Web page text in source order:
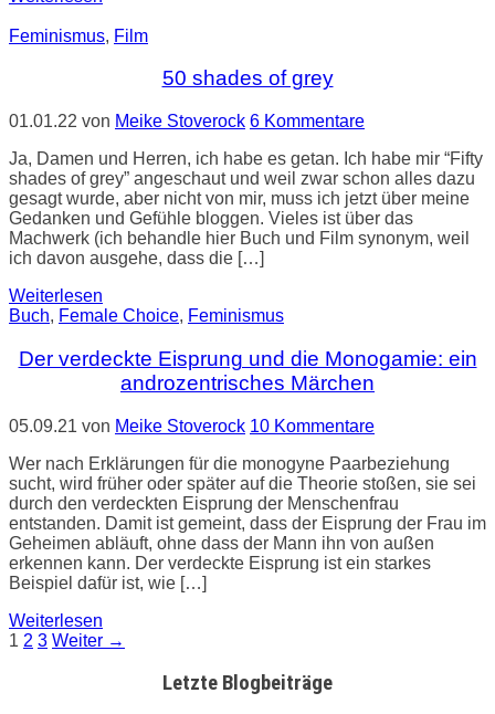
Feminismus, Film
50 shades of grey
01.01.22 von Meike Stoverock 6 Kommentare
Ja, Damen und Herren, ich habe es getan. Ich habe mir “Fifty
shades of grey” angeschaut und weil zwar schon alles dazu
gesagt wurde, aber nicht von mir, muss ich jetzt über meine
Gedanken und Gefühle bloggen. Vieles ist über das
Machwerk (ich behandle hier Buch und Film synonym, weil
ich davon ausgehe, dass die […]
Weiterlesen
Buch, Female Choice, Feminismus
Der verdeckte Eisprung und die Monogamie: ein
androzentrisches Märchen
05.09.21 von Meike Stoverock 10 Kommentare
Wer nach Erklärungen für die monogyne Paarbeziehung
sucht, wird früher oder später auf die Theorie stoßen, sie sei
durch den verdeckten Eisprung der Menschenfrau
entstanden. Damit ist gemeint, dass der Eisprung der Frau im
Geheimen abläuft, ohne dass der Mann ihn von außen
erkennen kann. Der verdeckte Eisprung ist ein starkes
Beispiel dafür ist, wie […]
Weiterlesen
Seitennummerierung
1 2 3 Weiter →
Letzte Blogbeiträge